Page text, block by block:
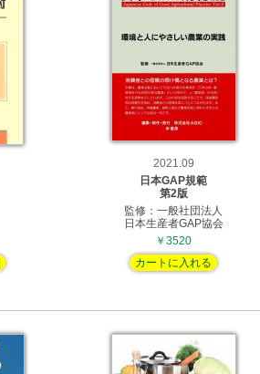
2021.09
日本GAP規範
第2版
監修：一般社団法人
日本生産者GAP協会
￥3520
カートに入れる